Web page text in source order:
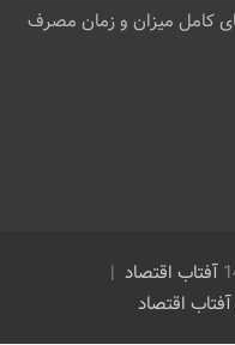
کامل میزان و زمان مصرف
آفتاب اقتصاد
اقتصاد